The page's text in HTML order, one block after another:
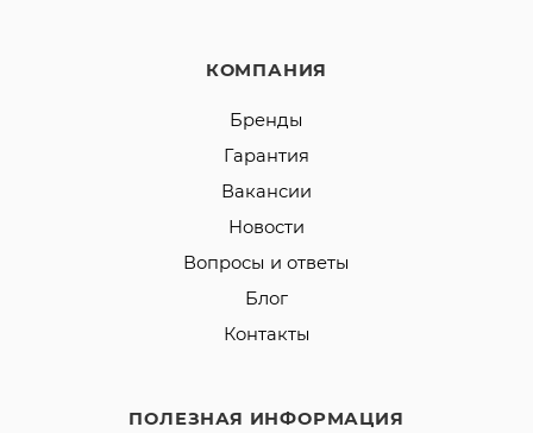
КОМПАНИЯ
Бренды
Гарантия
Вакансии
Новости
Вопросы и ответы
Блог
Контакты
ПОЛЕЗНАЯ ИНФОРМАЦИЯ